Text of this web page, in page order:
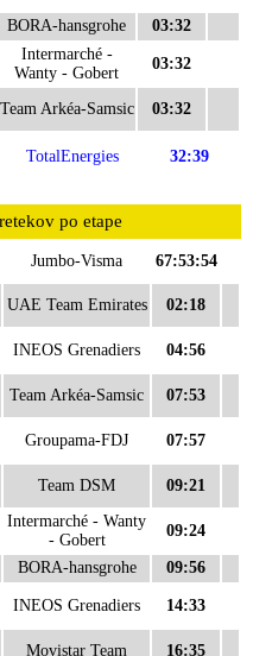
BORA-hansgrohe 03:32
Intermarché -
Wanty - Gobert
03:32
Team Arkéa-Samsic 03:32
TotalEnergies 32:39
po etape
Jumbo-Visma 67:53:54
UAE Team Emirates 02:18
INEOS Grenadiers 04:56
Team Arkéa-Samsic 07:53
Groupama-FDJ 07:57
Team DSM 09:21
Intermarché - Wanty
- Gobert
09:24
BORA-hansgrohe 09:56
INEOS Grenadiers 14:33
Movistar Team 16:35